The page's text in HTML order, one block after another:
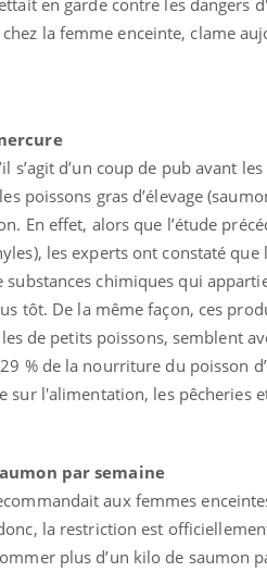
la femme enceinte, clame
s’agit d’un coup de pub avant
poissons gras d’élevage
En effet, alors que l’étude
les experts ont constaté
substances chimiques qui
tôt. De la même façon, ces
de petits poissons, semblent
% de la nourriture du poisson
sur l'alimentation, les pêcheries
par semaine
aux femmes
la restriction est
plus d’un kilo de saumon
:
c'est
Youtube
Carence en fer :
prévenirYoutube
Fatigue, irritabilité,
même alopécie… Les
carence en fer sont
...